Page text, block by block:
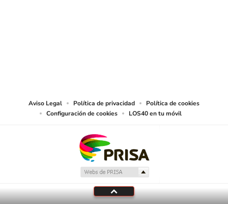
Aviso Legal Política de privacidad
Política de cookies
Configuración de cookies
LOS40 en tu móvil